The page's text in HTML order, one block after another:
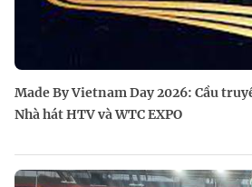
Made By Vietnam Day 2026: Cầu
Nhà hát HTV và WTC EXPO